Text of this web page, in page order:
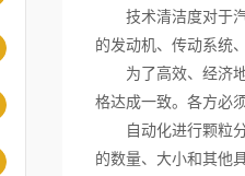
技术清洁度对于
的发动机、传动系统
为了高效、经济
格达成一致。各方必
自动化进行颗粒
的数量、大小和其他